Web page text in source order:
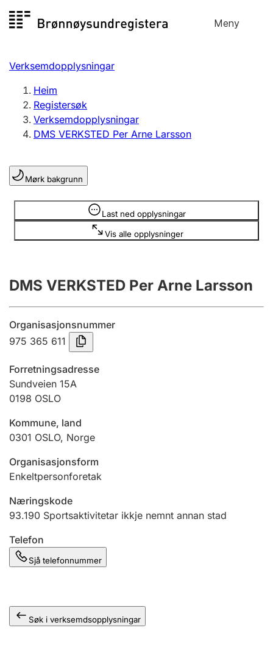
til
Meny
Registersøk
Aksjeselskap
Enkeltpersonføretak
Registrere, endre, slette
Lag og foreining
Registrere, endre, slette
Årsrekneskap
Innsending og forseinkingsgebyr
Tinglysing
Jeger
Ektepaktrettleiaren
Andre tema
Verksemdopplysningar
Heim
Registersøk
Verksemdopplysningar
DMS VERKSTED Per Arne Larsson
Mørk bakgrunn
Last ned opplysningar
Vis alle opplysninger
Opplysninger er skjult
DMS VERKSTED Per Arne Larsson
Organisasjonsnummer
975 365 611
Forretningsadresse
Sundveien 15A
0198 OSLO
Kommune, land
0301 OSLO, Norge
Organisasjonsform
Enkeltpersonforetak
Næringskode
93.190 Sportsaktivitetar ikkje nemnt annan stad
Telefon
Sjå telefonnummer
Søk i verksemdsopplysningar